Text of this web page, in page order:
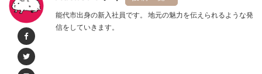
能代市出身の新入社員です。 地元の魅力を伝えられるような発
信をしていきます。